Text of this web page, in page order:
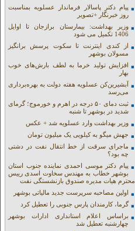
پیام دکتر پاسالار فرماندار عسلویه بمناسبت
روز خبرنگار +تصویر
وزیر بهداشت: بیمارستان برازجان تا اوایل
1406 تکمیل می شود
از کندی اینترنت تا سکوت پرسش برانگیز
مسولان بوشهر
افزایش تولید خرما به لطف بارش‌های خوب
بهار
آبشیرین‌کن عسلویه هفته دولت به بهره‌برداری
می‌رسد
ثبت دمای ۵۰ درجه در اهرم و خورموج؛ گرمای
شدید در بوشهر تا شنبه
وزیر بهداشت وارد عسلویه شد + عکس
جهش میگو به کیلویی یک میلیون تومان
ماجرای سرقت از خط انتقال نفت در دشتی
چه بود؟
پیام دکتر موسی احمدی نماینده جنوب استان
بوشهر خطاب به مهندس سخاوت اسدی رییس
محترم هیات مدیره صندوق بازنشستگی نفت
اولین مصاحبه سرپرست جدید مالیاتی بوشهر
گرما، کارمندان پارس جنوبی را تعطیل کرد
براساس اعلام استانداری ادارات بوشهر
چهارشنبه تعطیل شد